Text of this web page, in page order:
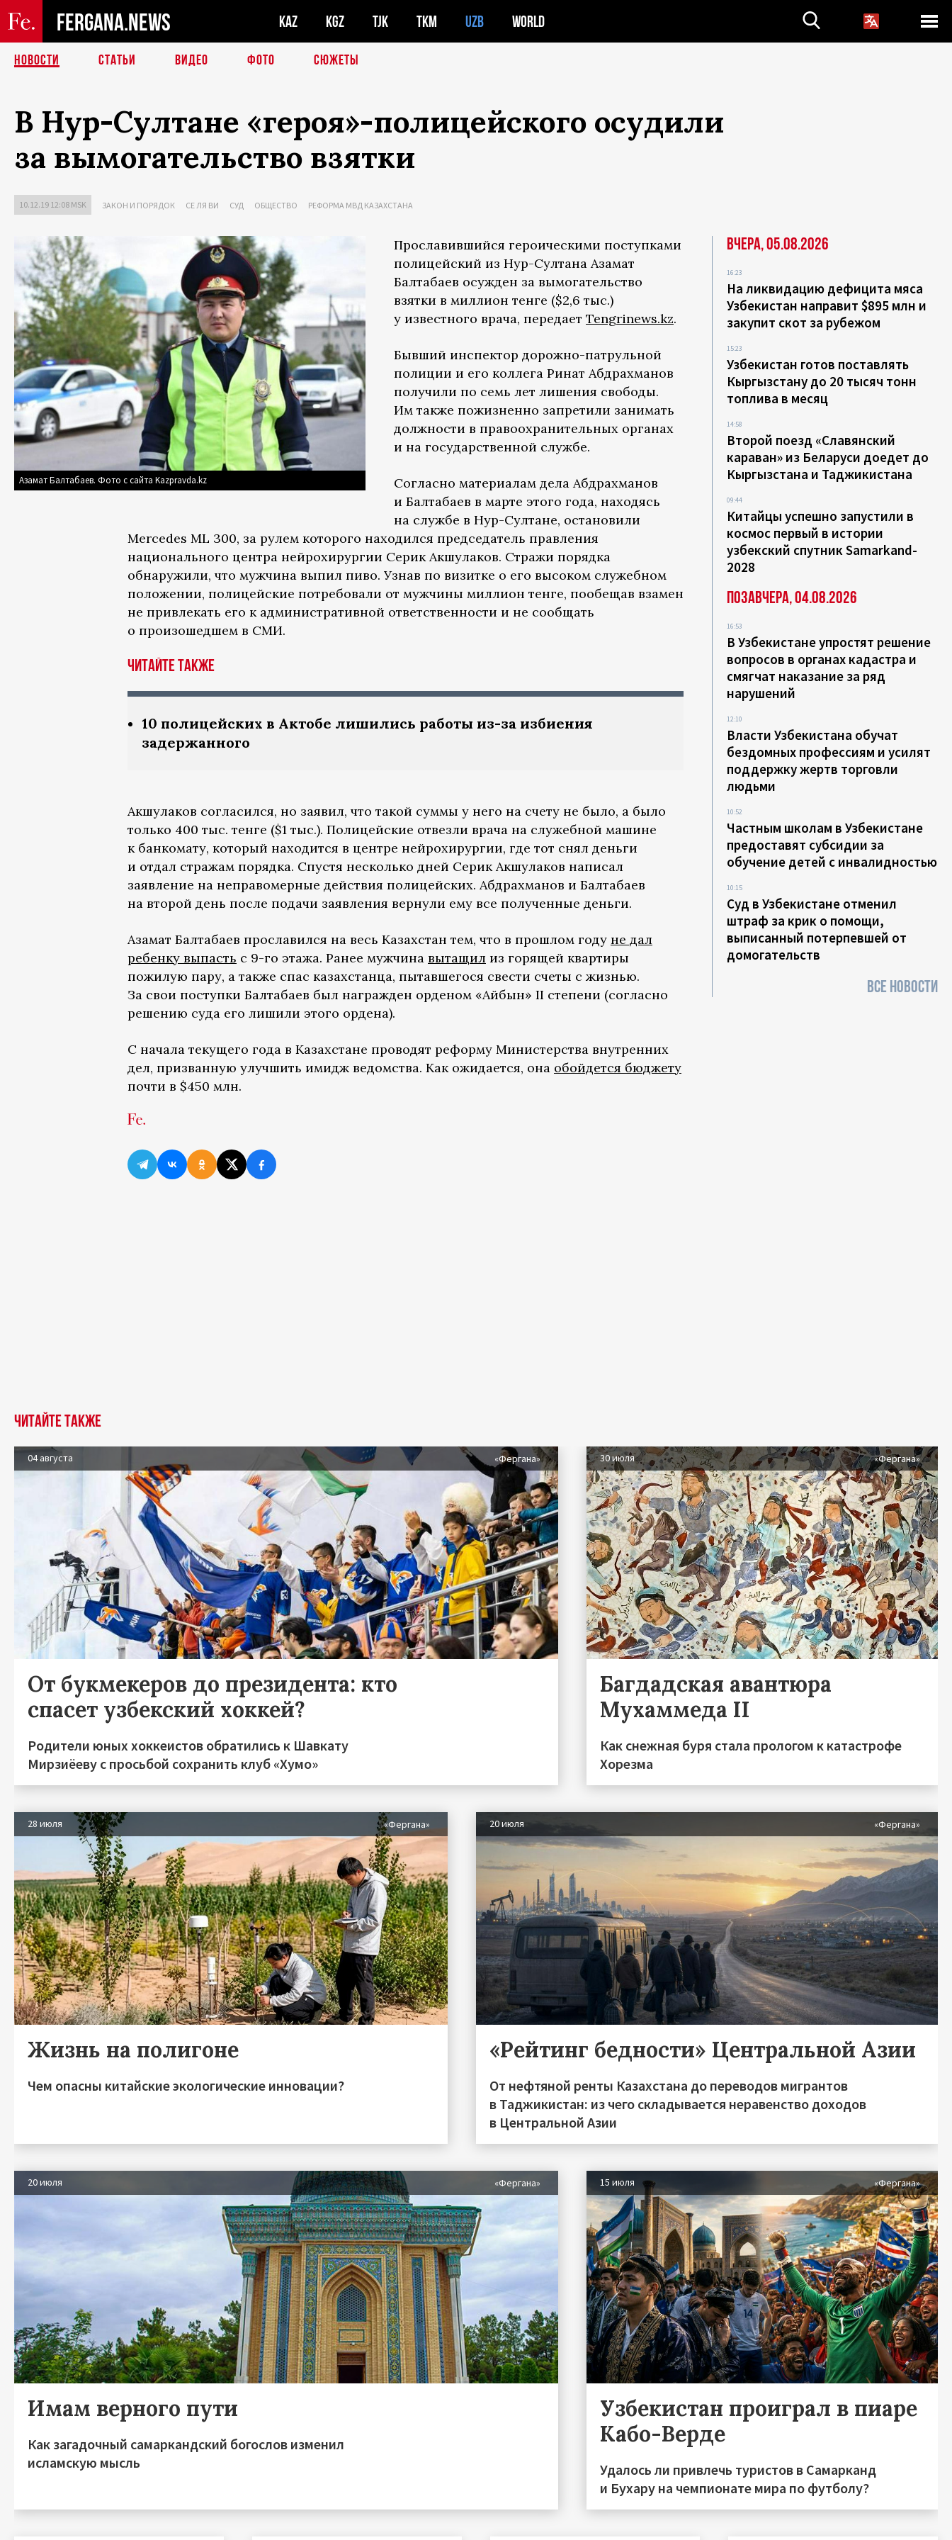
FERGANA.NEWS KAZ KGZ TJK TKM UZB WORLD
НОВОСТИ СТАТЬИ ВИДЕО ФОТО СЮЖЕТЫ
В Нур-Султане «героя»-полицейского осудили
за вымогательство взятки
10.12.19 12:08 MSK ЗАКОН И ПОРЯДОК СЕ ЛЯ ВИ СУД ОБЩЕСТВО РЕФОРМА МВД КАЗАХСТАНА
Азамат Балтабаев. Фото с сайта Kazpravda.kz
Прославившийся героическими поступками
полицейский из Нур-Султана Азамат
Балтабаев осужден за вымогательство
взятки в миллион тенге ($2,6 тыс.)
у известного врача, передает Tengrinews.kz.
Бывший инспектор дорожно-патрульной
полиции и его коллега Ринат Абдрахманов
получили по семь лет лишения свободы.
Им также пожизненно запретили занимать
должности в правоохранительных органах
и на государственной службе.
Согласно материалам дела Абдрахманов
и Балтабаев в марте этого года, находясь
на службе в Нур-Султане, остановили
Mercedes ML 300, за рулем которого находился председатель правления
национального центра нейрохирургии Серик Акшулаков. Стражи порядка
обнаружили, что мужчина выпил пиво. Узнав по визитке о его высоком служебном
положении, полицейские потребовали от мужчины миллион тенге, пообещав взамен
не привлекать его к административной ответственности и не сообщать
о произошедшем в СМИ.
ЧИТАЙТЕ ТАКЖЕ
10 полицейских в Актобе лишились работы из-за избиения
задержанного
Акшулаков согласился, но заявил, что такой суммы у него на счету не было, а было
только 400 тыс. тенге ($1 тыс.). Полицейские отвезли врача на служебной машине
к банкомату, который находится в центре нейрохирургии, где тот снял деньги
и отдал стражам порядка. Спустя несколько дней Серик Акшулаков написал
заявление на неправомерные действия полицейских. Абдрахманов и Балтабаев
на второй день после подачи заявления вернули ему все полученные деньги.
Азамат Балтабаев прославился на весь Казахстан тем, что в прошлом году не дал
ребенку выпасть с 9-го этажа. Ранее мужчина вытащил из горящей квартиры
пожилую пару, а также спас казахстанца, пытавшегося свести счеты с жизнью.
За свои поступки Балтабаев был награжден орденом «Айбын» II степени (согласно
решению суда его лишили этого ордена).
С начала текущего года в Казахстане проводят реформу Министерства внутренних
дел, призванную улучшить имидж ведомства. Как ожидается, она обойдется бюджету
почти в $450 млн.
Вчера, 05.08.2026
16:23
На ликвидацию дефицита мяса
Узбекистан направит $895 млн и
закупит скот за рубежом
15:23
Узбекистан готов поставлять
Кыргызстану до 20 тысяч тонн
топлива в месяц
14:58
Второй поезд «Славянский
караван» из Беларуси доедет до
Кыргызстана и Таджикистана
09:44
Китайцы успешно запустили в
космос первый в истории
узбекский спутник Samarkand-
2028
Позавчера, 04.08.2026
16:53
В Узбекистане упростят решение
вопросов в органах кадастра и
смягчат наказание за ряд
нарушений
12:10
Власти Узбекистана обучат
бездомных профессиям и усилят
поддержку жертв торговли
людьми
10:52
Частным школам в Узбекистане
предоставят субсидии за
обучение детей с инвалидностью
10:15
Суд в Узбекистане отменил
штраф за крик о помощи,
выписанный потерпевшей от
домогательств
ВСЕ НОВОСТИ
Читайте также
04 августа «Фергана»
От букмекеров до президента: кто
спасет узбекский хоккей?
Родители юных хоккеистов обратились к Шавкату
Мирзиёеву с просьбой сохранить клуб «Хумо»
30 июля «Фергана»
Багдадская авантюра
Мухаммеда II
Как снежная буря стала прологом к катастрофе
Хорезма
28 июля «Фергана»
Жизнь на полигоне
Чем опасны китайские экологические инновации?
20 июля «Фергана»
«Рейтинг бедности» Центральной Азии
От нефтяной ренты Казахстана до переводов мигрантов
в Таджикистан: из чего складывается неравенство доходов
в Центральной Азии
20 июля «Фергана»
Имам верного пути
Как загадочный самаркандский богослов изменил
исламскую мысль
15 июля «Фергана»
Узбекистан проиграл в пиаре
Кабо-Верде
Удалось ли привлечь туристов в Самарканд
и Бухару на чемпионате мира по футболу?